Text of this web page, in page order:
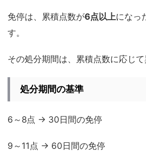
免停は、累積点数が6点以上になっ
す。
その処分期間は、累積点数に応じて
処分期間の基準
6～8点 → 30日間の免停
9～11点 → 60日間の免停